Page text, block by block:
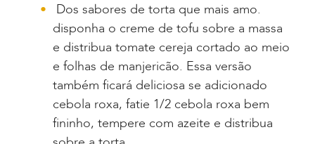
Dos sabores de torta que mais amo.
disponha o creme de tofu sobre a massa
e distribua tomate cereja cortado ao meio
e folhas de manjericão. Essa versão
também ficará deliciosa se adicionado
cebola roxa, fatie 1/2 cebola roxa bem
fininho, tempere com azeite e distribua